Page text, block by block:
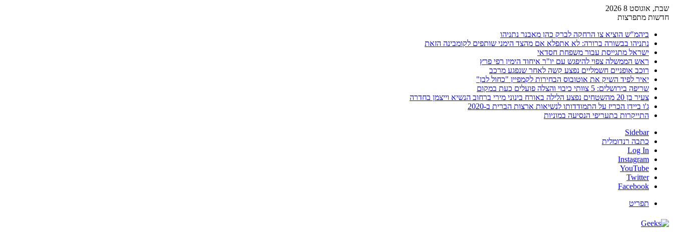
שבת, אוגוסט 8 2026
חדשות מתפרצות
ביהמ"ש הוציא צו הרחקה לברק כהן מאבנר נתניהו
נתניהו בבשורה ברורה: לא אתפלא אם מהצד הימני שותפים לקומבינה הזאת
ישראל מתגייסת עבור משפחת חסדאי
ראש הממשלה צפוי להיפגש עם יו"ר איחוד הימין רפי פרץ
רוכב אופניים חשמליים נפצע קשה לאחר שנפגע מרכב
יאיר לפיד השיק את אוטובוס הבחירות לקמפיין "כחול לבן"
שריפה בירושלים: 5 צוותי כיבוי והצלה פועלים כעת במקום
צעיר בן 20 מהשטחים נפצע הלילה באורח בינוני מירי ברחוב הנשיא וייצמן בחדרה
ג'ו ביידן הכריז על התמודדותו לנשיאות ארצות הברית ב-2020
התייקרות בתעריפי הנסיעה במוניות
Sidebar
כתבה רנדומלית
Log In
Instagram
YouTube
Twitter
Facebook
תפריט